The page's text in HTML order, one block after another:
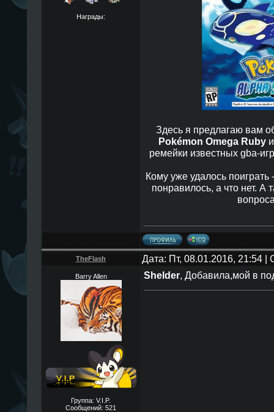
Награды:
Здесь я предлагаю вам
Pokémon Omega Ruby
ремейки известных gba-
Кому уже удалось поиграть
понравилось, а что нет. А
TheFlаsh Дата: Пт, 08.01.2016, 21:54
Barry Allen
Группа: V.I.P.
Сообщений: 521
Shelder, Добавила,мой в